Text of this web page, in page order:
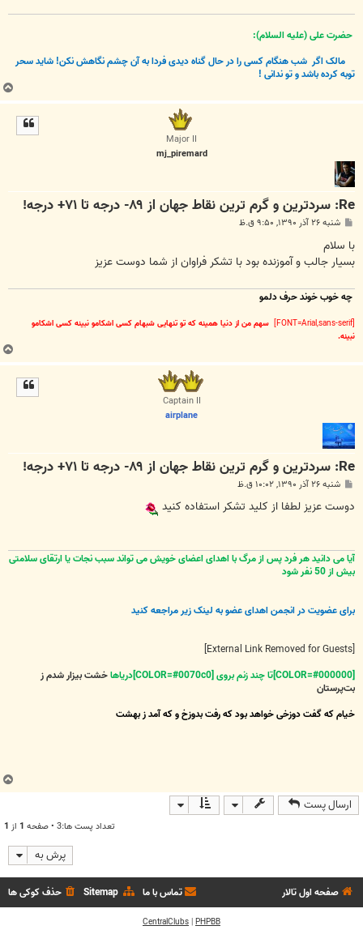
حضرت علی (علیه السلام):
مالک اگر شب هنگام کسی را در حال گناه دیدی فردا به آن چشم نگاهش نکن! شاید سحر
توبه کرده باشد و تو ندانی !
Major II
mj_piremard
Re: سردترين و گرم ترين نقاط جهان از ۸۹- درجه تا ۷۱+ درجه!
ت
شنبه ۲۶ آذر ۱۳۹۰, ۹:۵۰ ق.ظ
با سلام
بسیار جالب و آموزنده بود با تشکر فراوان از شما دوست عزیز
چه خوب خوند حرف دلمو
[FONT=Arial,sans-serif]
سهم من از دنیا همینه که تو تنهایی شبهام کسی اشکامو نبینه کسی اشکامو
نبینه.
Captain II
airplane
Re: سردترين و گرم ترين نقاط جهان از ۸۹- درجه تا ۷۱+ درجه!
ت
شنبه ۲۶ آذر ۱۳۹۰, ۱۰:۰۲ ق.ظ
دوست عزیز لطفا از کلید تشکر استفاده کنید
آیا می دانید هر فرد پس از مرگ با اهدای اعضای خویش می تواند سبب نجات یا ارتقای سلامتی
بیش از 50 نفر شود
برای عضویت در انجمن اهدای عضو به لینک زیر مراجعه کنید
[External Link Removed for Guests]
[COLOR=#000000]تا چند زنم بروی [COLOR=#0070c0]دریاها
خشت بیزار شدم ز
بت‌پرستان
خیام که گفت دوزخی خواهد بود که رفت بدوزخ و که آمد ز بهشت
ارسال پست
تعداد پست ها:3 • صفحه 1 از 1
پرش به
صفحه اول تالار حذف کوکی ها Sitemap تماس با ما
PHPBB
|
CentralClubs